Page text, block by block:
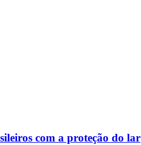
com a proteção do lar